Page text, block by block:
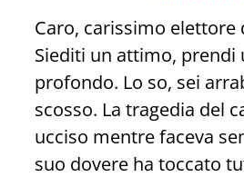
Caro, carissimo elettore
Siediti un attimo, prendi
profondo. Lo so, sei
scosso. La tragedia del
ucciso mentre faceva
suo dovere ha toccato